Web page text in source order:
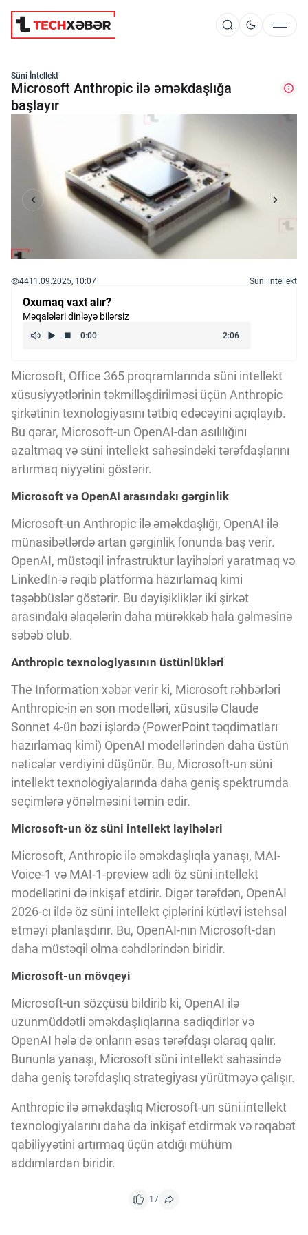
Süni İntellekt
Elm və Kosmos
Texnoloji İnkişaf
İnnovasiya və Startaplar
Robot və Cihazlar
Kriptovalyuta
ÇƏRƏZLƏR SİYASƏTİ
İSTIFADƏ ŞƏRTLƏRİ
MƏXFİLİK SİYASƏTİ
Haqqımızda
Vizyoner Baxışı
Innovasiya Bələdçisi
Gələcəyin Təhlili
Podkastlar
Süni İntellekt
Microsoft Anthropic ilə əməkdaşlığa
başlayır
4411.09.2025, 10:07 Süni intellekt
Oxumaq vaxt alır?
Məqalələri dinləyə bilərsiz
Microsoft, Office 365 proqramlarında süni intellekt
xüsusiyyətlərinin təkmilləşdirilməsi üçün Anthropic
şirkətinin texnologiyasını tətbiq edəcəyini açıqlayıb.
Bu qərar, Microsoft-un OpenAI-dan asılılığını
azaltmaq və süni intellekt sahəsindəki tərəfdaşlarını
artırmaq niyyətini göstərir.
Microsoft və OpenAI arasındakı gərginlik
Microsoft-un Anthropic ilə əməkdaşlığı, OpenAI ilə
münasibətlərdə artan gərginlik fonunda baş verir.
OpenAI, müstəqil infrastruktur layihələri yaratmaq və
LinkedIn-ə rəqib platforma hazırlamaq kimi
təşəbbüslər göstərir. Bu dəyişikliklər iki şirkət
arasındakı əlaqələrin daha mürəkkəb hala gəlməsinə
səbəb olub.
Anthropic texnologiyasının üstünlükləri
The Information xəbər verir ki, Microsoft rəhbərləri
Anthropic-in ən son modelləri, xüsusilə Claude
Sonnet 4-ün bəzi işlərdə (PowerPoint təqdimatları
hazırlamaq kimi) OpenAI modellərindən daha üstün
nəticələr verdiyini düşünür. Bu, Microsoft-un süni
intellekt texnologiyalarında daha geniş spektrumda
seçimlərə yönəlməsini təmin edir.
Microsoft-un öz süni intellekt layihələri
Microsoft, Anthropic ilə əməkdaşlıqla yanaşı, MAI-
Voice-1 və MAI-1-preview adlı öz süni intellekt
modellərini də inkişaf etdirir. Digər tərəfdən, OpenAI
2026-cı ildə öz süni intellekt çiplərini kütləvi istehsal
etməyi planlaşdırır. Bu, OpenAI-nın Microsoft-dan
daha müstəqil olma cəhdlərindən biridir.
Microsoft-un mövqeyi
Microsoft-un sözçüsü bildirib ki, OpenAI ilə
uzunmüddətli əməkdaşlıqlarına sadiqdirlər və
OpenAI hələ də onların əsas tərəfdaşı olaraq qalır.
Bununla yanaşı, Microsoft süni intellekt sahəsində
daha geniş tərəfdaşlıq strategiyası yürütməyə çalışır.
Anthropic ilə əməkdaşlıq Microsoft-un süni intellekt
texnologiyalarını daha da inkişaf etdirmək və rəqabət
qabiliyyətini artırmaq üçün atdığı mühüm
addımlardan biridir.
17